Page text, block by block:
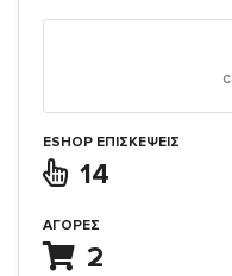
ESHOP ΕΠΙΣΚΈΨΕΙΣ
14
ΑΓΟΡΈΣ
2